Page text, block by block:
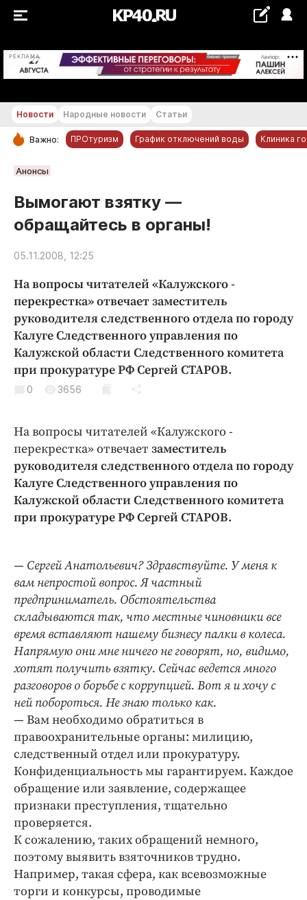
РЕКЛАМА +29...+30 °С
РУБРИКИ
Статьи
Народные новости
Авто и транспорт
Благоустройство
Криминал
Культура
Недвижимость и ЖКХ
Образование
Праздники
Происшествия
Спорт
Экономика и бизнес
ПРОЕКТЫ
Издания
Медиаперсона
Интересное чтиво
Клиника года
Бренд года
Работодатель года
Новости Народные новости Статьи
Важно: ПРОтуризм График отключений воды Клиника
Анонсы
Вымогают взятку —
обращайтесь в органы!
05.11.2008, 12:25
На вопросы ­читателей «Калужского ­
перекрестка» отвечаетзаместитель
руководителя следственного отдела по ­городу
Калуге Следственного управления по
Калужской области Следственного ­комитета
при прокуратуре РФ Сергей СТАРОВ.
0 3656
На вопросы ­читателей «Калужского ­
перекрестка» отвечает заместитель
руководителя следственного отдела по ­городу
Калуге Следственного управления по
Калужской области Следственного ­комитета
при прокуратуре РФ Сергей СТАРОВ.
— Сергей Анатольевич? Здравствуйте. У меня к
вам непростой вопрос. Я частный
предприниматель. Обстоятельства
складываются так, что местные чиновники все
время вставляют нашему бизнесу палки в колеса.
Напрямую они мне ничего не говорят, но, видимо,
хотят получить взятку. Сейчас ведется много
разговоров о борьбе с коррупцией. Вот я и хочу с
ней побороться. Не знаю только как.
— Вам необходимо обратиться в
правоохранительные органы: милицию,
следственный отдел или прокуратуру.
Конфиденциальность мы гарантируем. Каждое
обращение или заявление, содержащее
признаки преступления, тщательно
проверяется.
К сожалению, таких обращений немного,
поэтому выявить взяточников трудно.
Например, такая сфера, как всевозможные
торги и конкурсы, проводимые